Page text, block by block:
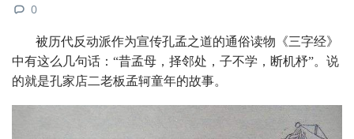
0
被历代反动派作为宣传孔孟之道的通俗读物《三字经》
中有这么几句话：“昔孟母，择邻处，子不学，断机杼”。说
的就是孔家店二老板孟轲童年的故事。